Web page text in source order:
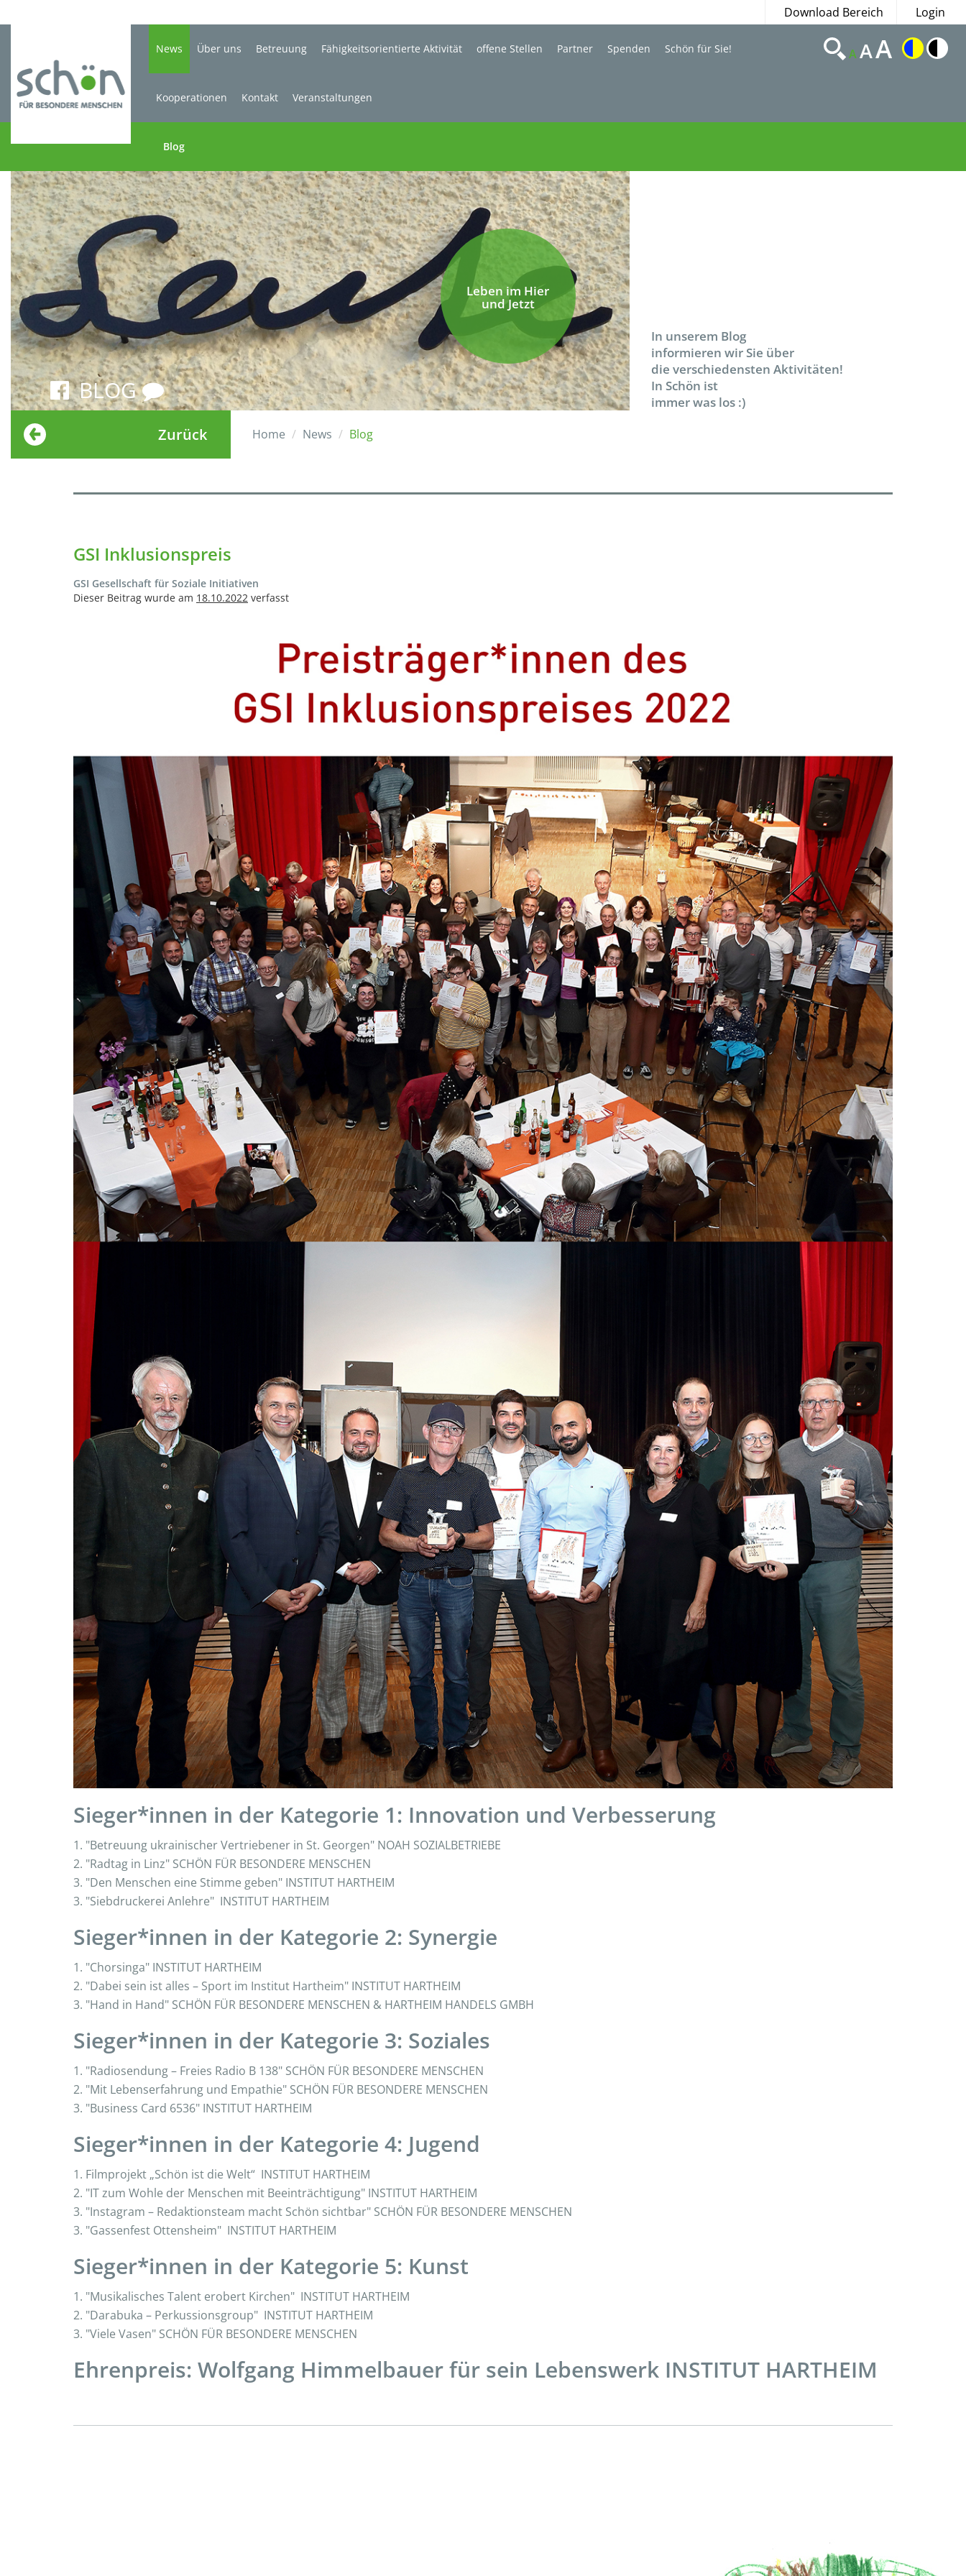
Download Bereich Login
News
Blog
Über uns Betreuung Fähigkeitsorientierte Aktivität offene Stellen Partner Spenden Schön für Sie!
Kooperationen Kontakt Veranstaltungen
AAA
Leben im Hier
und Jetzt
BLOG
In unserem Blog
informieren wir Sie über
die verschiedensten Aktivitäten!
In Schön ist
immer was los :)
Zurück Home News Blog
GSI Inklusionspreis
GSI Gesellschaft für Soziale Initiativen
Dieser Beitrag wurde am 18.10.2022 verfasst
Sieger*innen in der Kategorie 1: Innovation und Verbesserung
1. "Betreuung ukrainischer Vertriebener in St. Georgen" NOAH SOZIALBETRIEBE
2. "Radtag in Linz" SCHÖN FÜR BESONDERE MENSCHEN
3. "Den Menschen eine Stimme geben" INSTITUT HARTHEIM
3. "Siebdruckerei Anlehre" INSTITUT HARTHEIM
Sieger*innen in der Kategorie 2: Synergie
1. "Chorsinga" INSTITUT HARTHEIM
2. "Dabei sein ist alles – Sport im Institut Hartheim" INSTITUT HARTHEIM
3. "Hand in Hand" SCHÖN FÜR BESONDERE MENSCHEN & HARTHEIM HANDELS GMBH
Sieger*innen in der Kategorie 3: Soziales
1. "Radiosendung – Freies Radio B 138" SCHÖN FÜR BESONDERE MENSCHEN
2. "Mit Lebenserfahrung und Empathie" SCHÖN FÜR BESONDERE MENSCHEN
3. "Business Card 6536" INSTITUT HARTHEIM
Sieger*innen in der Kategorie 4: Jugend
1. Filmprojekt „Schön ist die Welt“ INSTITUT HARTHEIM
2. "IT zum Wohle der Menschen mit Beeinträchtigung" INSTITUT HARTHEIM
3. "Instagram – Redaktionsteam macht Schön sichtbar" SCHÖN FÜR BESONDERE MENSCHEN
3. "Gassenfest Ottensheim" INSTITUT HARTHEIM
Sieger*innen in der Kategorie 5: Kunst
1. "Musikalisches Talent erobert Kirchen" INSTITUT HARTHEIM
2. "Darabuka – Perkussionsgroup" INSTITUT HARTHEIM
3. "Viele Vasen" SCHÖN FÜR BESONDERE MENSCHEN
Ehrenpreis: Wolfgang Himmelbauer für sein Lebenswerk INSTITUT HARTHEIM